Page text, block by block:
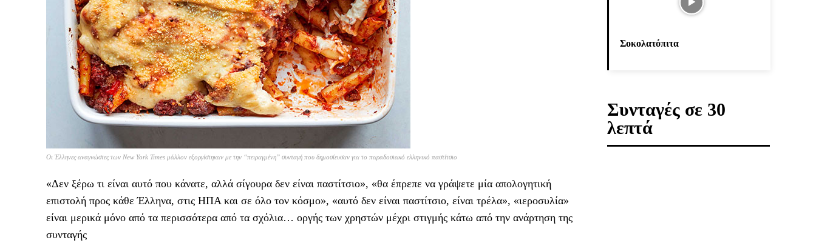
Οι Έλληνες αναγνώστες των New York Times μάλλον εξοργίστηκαν με την “πειραγμένη” συνταγή που δημοσίευσαν για το παραδοσιακό ελληνικό παστίτσιο
«Δεν ξέρω τι είναι αυτό που κάνατε, αλλά σίγουρα δεν είναι παστίτσιο», «θα έπρεπε να γράψετε μία απολογητική
επιστολή προς κάθε Έλληνα, στις ΗΠΑ και σε όλο τον κόσμο», «αυτό δεν είναι παστίτσιο, είναι τρέλα», «ιεροσυλία»
είναι μερικά μόνο από τα περισσότερα από τα σχόλια… οργής των χρηστών μέχρι στιγμής κάτω από την ανάρτηση της
συνταγής
Σοκολατόπιτα
Συνταγές σε 30
λεπτά